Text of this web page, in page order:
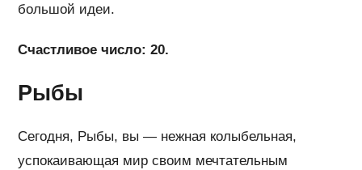
большой идеи.
Счастливое число: 20.
Рыбы
Сегодня, Рыбы, вы — нежная колыбельная,
успокаивающая мир своим мечтательным